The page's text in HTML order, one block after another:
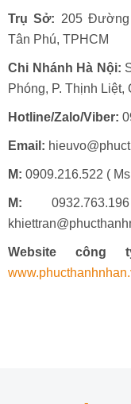
Trụ Sở: 205
Tân Phú, TPHCM
Chi Nhánh Hà Nội:
Phóng, P. Thịnh Liệt,
Hotline/Zalo/Viber:
Email:
M: 0909.216.522 (
M:
Website công